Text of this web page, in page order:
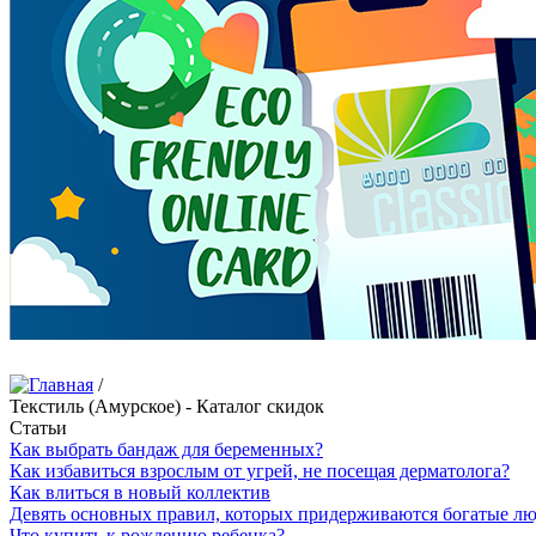
/
Текстиль (Амурское) - Каталог скидок
Статьи
Как выбрать бандаж для беременных?
Как избавиться взрослым от угрей, не посещая дерматолога?
Как влиться в новый коллектив
Девять основных правил, которых придерживаются богатые